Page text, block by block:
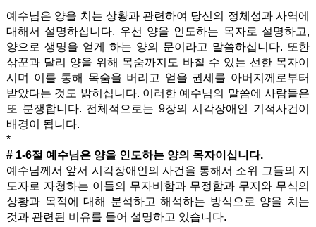
예수님은 양을 치는 상황과 관련하여 당신의 정체성과 사역에
대해서 설명하십니다. 우선 양을 인도하는 목자로 설명하고,
양으로 생명을 얻게 하는 양의 문이라고 말씀하십니다. 또한
삮꾼과 달리 양을 위해 목숨까지도 바칠 수 있는 선한 목자이
시며 이를 통해 목숨을 버리고 얻을 권세를 아버지께로부터
받았다는 것도 밝히십니다. 이러한 예수님의 말씀에 사람들은
또 분쟁합니다. 전체적으로는 9장의 시각장애인 기적사건이
배경이 됩니다.
*
# 1-6절 예수님은 양을 인도하는 양의 목자이십니다.
예수님께서 앞서 시각장애인의 사건을 통해서 소위 그들의 지
도자로 자청하는 이들의 무자비함과 무정함과 무지와 무식의
상황과 목적에 대해 분석하고 해석하는 방식으로 양을 치는
것과 관련된 비유를 들어 설명하고 있습니다.